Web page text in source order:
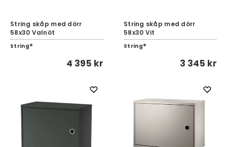
String skåp med dörr
58x30 Valnöt
String®
4 395 kr
String skåp med dörr
58x30 Vit
String®
3 345 kr